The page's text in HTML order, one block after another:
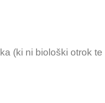
(ki ni biološki otrok te